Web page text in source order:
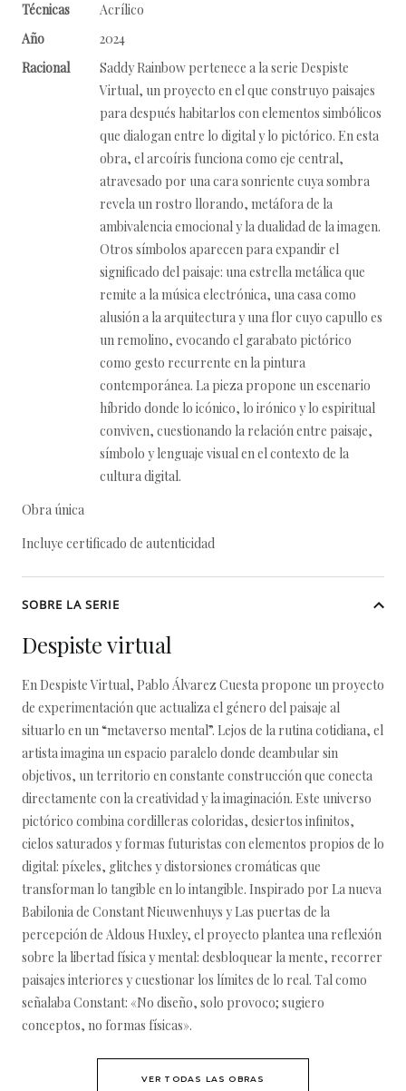
Técnicas
Acrílico
Año
2024
Racional
Saddy Rainbow pertenece a la serie Despiste
Virtual, un proyecto en el que construyo paisajes
para después habitarlos con elementos simbólicos
que dialogan entre lo digital y lo pictórico. En esta
obra, el arcoíris funciona como eje central,
atravesado por una cara sonriente cuya sombra
revela un rostro llorando, metáfora de la
ambivalencia emocional y la dualidad de la imagen.
Otros símbolos aparecen para expandir el
significado del paisaje: una estrella metálica que
remite a la música electrónica, una casa como
alusión a la arquitectura y una flor cuyo capullo es
un remolino, evocando el garabato pictórico
como gesto recurrente en la pintura
contemporánea. La pieza propone un escenario
híbrido donde lo icónico, lo irónico y lo espiritual
conviven, cuestionando la relación entre paisaje,
símbolo y lenguaje visual en el contexto de la
cultura digital.
Obra única
Incluye certificado de autenticidad
SOBRE LA SERIE
Despiste virtual
En Despiste Virtual, Pablo Álvarez Cuesta propone un proyecto
de experimentación que actualiza el género del paisaje al
situarlo en un “metaverso mental”. Lejos de la rutina cotidiana, el
artista imagina un espacio paralelo donde deambular sin
objetivos, un territorio en constante construcción que conecta
directamente con la creatividad y la imaginación. Este universo
pictórico combina cordilleras coloridas, desiertos infinitos,
cielos saturados y formas futuristas con elementos propios de lo
digital: píxeles, glitches y distorsiones cromáticas que
transforman lo tangible en lo intangible. Inspirado por La nueva
Babilonia de Constant Nieuwenhuys y Las puertas de la
percepción de Aldous Huxley, el proyecto plantea una reflexión
sobre la libertad física y mental: desbloquear la mente, recorrer
paisajes interiores y cuestionar los límites de lo real. Tal como
señalaba Constant: «No diseño, solo provoco; sugiero
conceptos, no formas físicas».
VER TODAS LAS OBRAS